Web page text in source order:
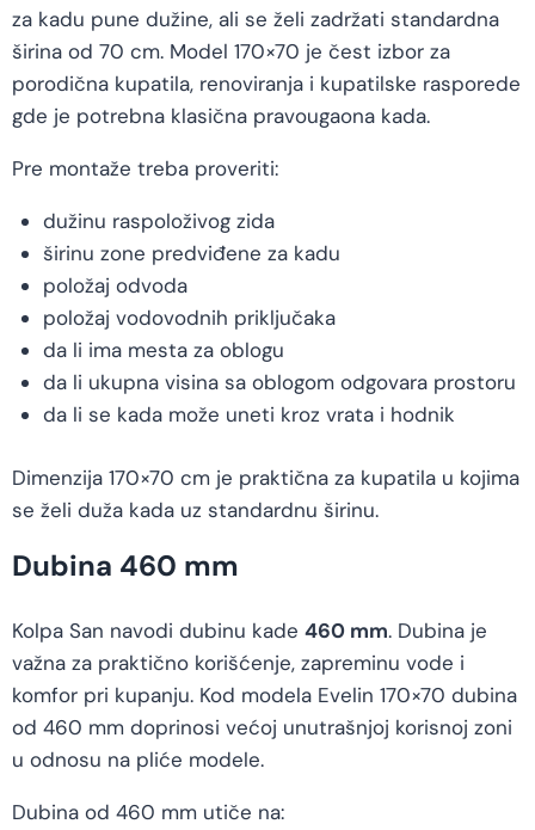
za kadu pune dužine, ali se želi zadržati standardna
širina od 70 cm. Model 170×70 je čest izbor za
porodična kupatila, renoviranja i kupatilske rasporede
gde je potrebna klasična pravougaona kada.
Pre montaže treba proveriti:
dužinu raspoloživog zida
širinu zone predviđene za kadu
položaj odvoda
položaj vodovodnih priključaka
da li ima mesta za oblogu
da li ukupna visina sa oblogom odgovara prostoru
da li se kada može uneti kroz vrata i hodnik
Dimenzija 170×70 cm je praktična za kupatila u kojima
se želi duža kada uz standardnu širinu.
Dubina 460 mm
Kolpa San navodi dubinu kade 460 mm. Dubina je
važna za praktično korišćenje, zapreminu vode i
komfor pri kupanju. Kod modela Evelin 170×70 dubina
od 460 mm doprinosi većoj unutrašnjoj korisnoj zoni
u odnosu na pliće modele.
Dubina od 460 mm utiče na: